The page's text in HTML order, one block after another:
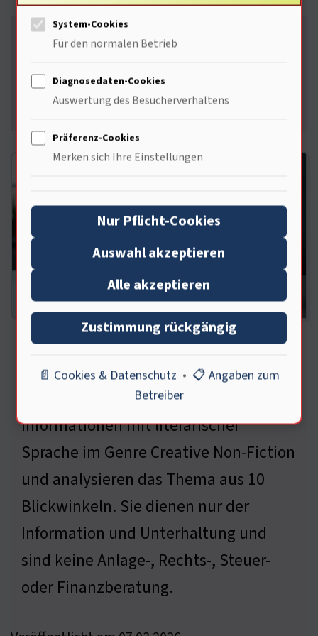
Kritische Sicherheitslücken in Chrome schließen
– ein Thema von höchster Relevanz. Wie
schützen wir unsere Daten? Welche Rolle spielen
Updates? Und wie verhalten sich andere
Diese Beiträge verknüpfen sachliche
Informationen mit literarischer
Sprache im Genre Creative Non-Fiction
und analysieren das Thema aus 10
Blickwinkeln. Sie dienen nur der
Information und Unterhaltung und
sind keine Anlage-, Rechts-, Steuer-
oder Finanzberatung.
System-Cookies
Für den normalen Betrieb
Diagnosedaten-Cookies
Auswertung des Besucherverhaltens
Präferenz-Cookies
Merken sich Ihre Einstellungen
Nur Pflicht-Cookies
Auswahl akzeptieren
Alle akzeptieren
Zustimmung rückgängig
📄 Cookies & Datenschutz • 📋 Angaben zum
Betreiber